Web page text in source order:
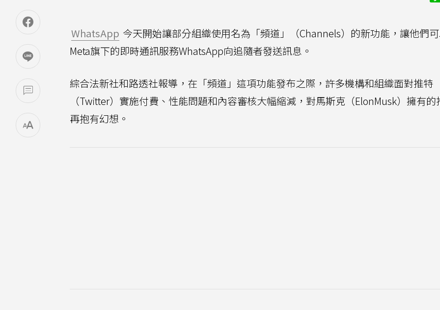
WhatsApp 今天開始讓部分組織使用名為「頻道」（Channels）的新功能，讓他們
Meta旗下的即時通訊服務WhatsApp向追隨者發送訊息。
綜合法新社和路透社報導，在「頻道」這項功能發布之際，許多機構和組織面對推特
（Twitter）實施付費、性能問題和內容審核大幅縮減，對馬斯克（ElonMusk）擁有的
再抱有幻想。